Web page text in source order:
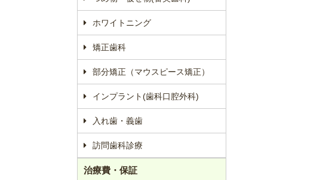
ホワイトニング
矯正歯科
部分矯正（マウスピース矯正）
インプラント(歯科口腔外科)
入れ歯・義歯
訪問歯科診療
治療費・保証